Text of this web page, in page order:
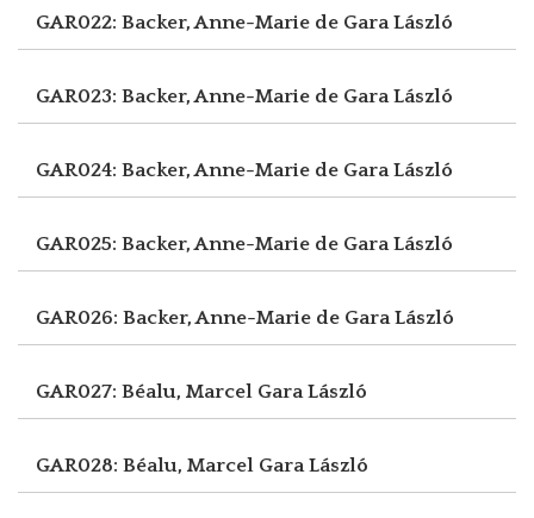
GAR022: Backer, Anne-Marie de Gara László
GAR023: Backer, Anne-Marie de Gara László
GAR024: Backer, Anne-Marie de Gara László
GAR025: Backer, Anne-Marie de Gara László
GAR026: Backer, Anne-Marie de Gara László
GAR027: Béalu, Marcel Gara László
GAR028: Béalu, Marcel Gara László